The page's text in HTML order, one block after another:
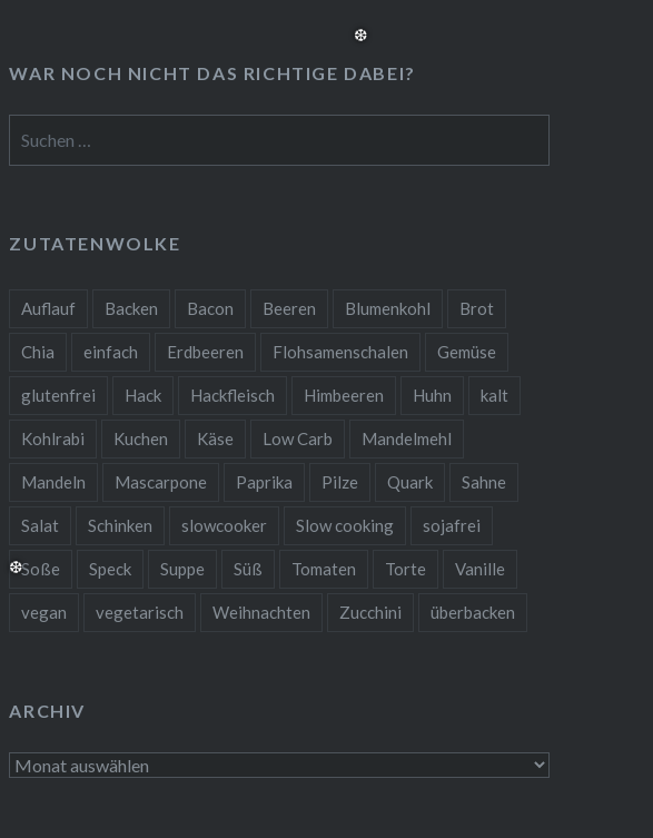
WAR NOCH NICHT DAS RICHTIGE DABEI?
nach:
ZUTATENWOLKE
Auflauf Backen Bacon Beeren Blumenkohl Brot
Chia einfach Erdbeeren Flohsamenschalen Gemüse
glutenfrei Hack Hackfleisch Himbeeren Huhn kalt
Kohlrabi Kuchen Käse Low Carb Mandelmehl
Mandeln Mascarpone Paprika Pilze Quark Sahne
Salat Schinken slowcooker Slow cooking sojafrei
Soße Speck Suppe Süß Tomaten Torte Vanille
vegan vegetarisch Weihnachten Zucchini überbacken
ARCHIV
Archiv
❅